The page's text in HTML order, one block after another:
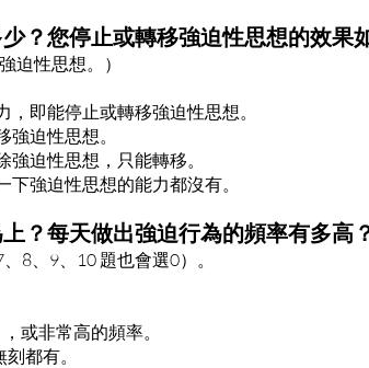
？您停止或轉移強迫性思想的效果
迫性思想。）
即能停止或轉移強迫性思想。
迫性思想。
迫性思想，只能轉移。
強迫性思想的能力都沒有。
？每天做出強迫行為的頻率有多高
8、9、10 題也會選0）。
或非常高的頻率。
都有。